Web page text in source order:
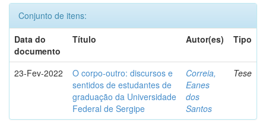
Conjunto de itens:
Data do
documento
Título Autor(es) Tipo
23-Fev-2022
O corpo-outro: discursos e
sentidos de estudantes de
graduação da Universidade
Federal de Sergipe
Correia,
Eanes
dos
Santos
Tese